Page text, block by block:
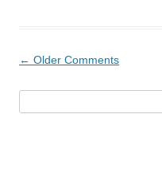
Comment
← Older Comments